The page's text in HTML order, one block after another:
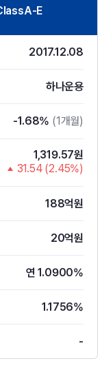
E
2017.12.08
하나운용
-1.68% (1개월)
1,319.57원
31.54 (2.45%)
188억원
20억원
연 1.0900%
1.1756%
-